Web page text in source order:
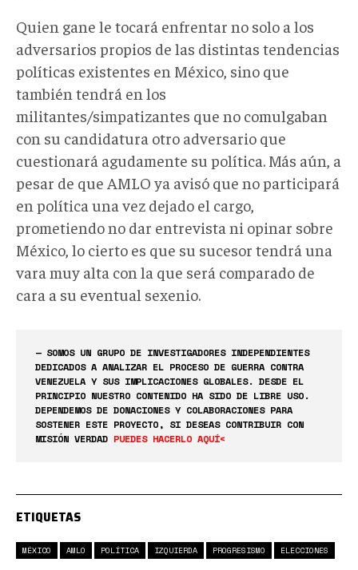
Quien gane le tocará enfrentar no solo a los
adversarios propios de las distintas tendencias
políticas existentes en México, sino que
también tendrá en los
militantes/simpatizantes que no comulgaban
con su candidatura otro adversario que
cuestionará agudamente su política. Más aún, a
pesar de que AMLO ya avisó que no participará
en política una vez dejado el cargo,
prometiendo no dar entrevista ni opinar sobre
México, lo cierto es que su sucesor tendrá una
vara muy alta con la que será comparado de
cara a su eventual sexenio.
— SOMOS UN GRUPO DE INVESTIGADORES INDEPENDIENTES
DEDICADOS A ANALIZAR EL PROCESO DE GUERRA CONTRA
VENEZUELA Y SUS IMPLICACIONES GLOBALES. DESDE EL
PRINCIPIO NUESTRO CONTENIDO HA SIDO DE LIBRE USO.
DEPENDEMOS DE DONACIONES Y COLABORACIONES PARA
SOSTENER ESTE PROYECTO, SI DESEAS CONTRIBUIR CON
MISIÓN VERDAD PUEDES HACERLO AQUÍ<
ETIQUETAS
MÉXICO AMLO POLÍTICA IZQUIERDA PROGRESISMO ELECCIONES